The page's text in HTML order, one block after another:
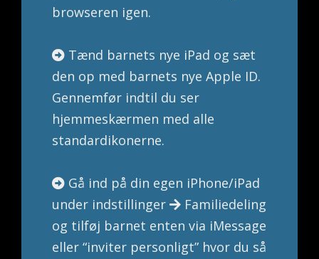
browseren igen.
Tænd barnets nye iPad og sæt
den op med barnets nye Apple ID.
Gennemfør indtil du ser
hjemmeskærmen med alle
standardikonerne.
Gå ind på din egen iPhone/iPad
under indstillinger
Familiedeling
og tilføj barnet enten via iMessage
eller “inviter personligt” hvor du så